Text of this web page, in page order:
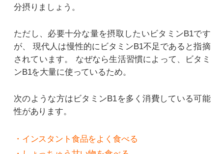
分摂りましょう。
ただし、必要十分な量を摂取したいビタミンB1です
が、
現代人は慢性的にビタミンB1不足であると指摘
されています。
なぜなら生活習慣によって、ビタミ
ンB1を大量に使っているため。
次のような方はビタミンB1を多く消費している可能
性があります。
・インスタント食品をよく食べる